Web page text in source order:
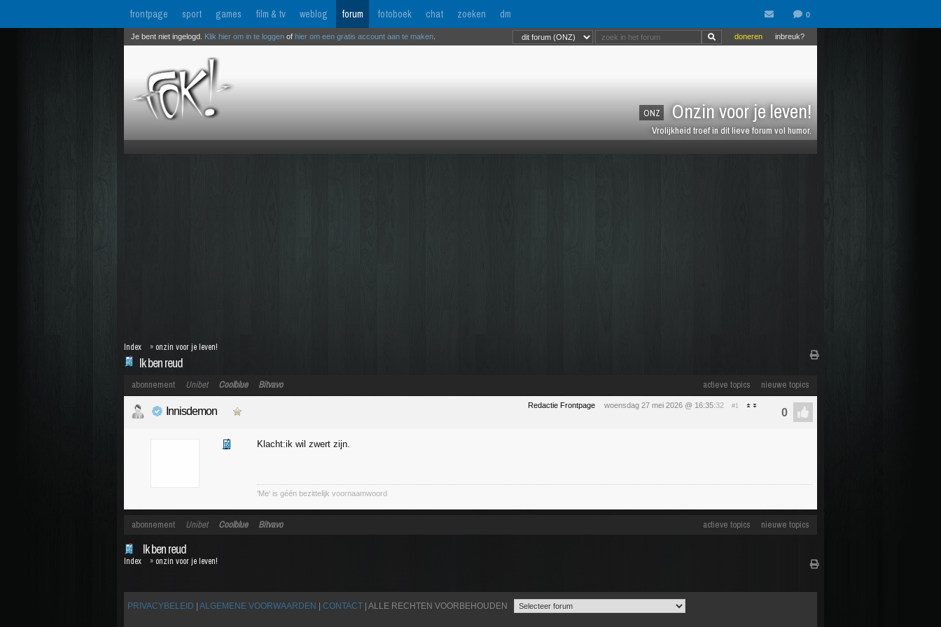
frontpage sport games film & tv weblog forum fotoboek chat zoeken dm
ONZ Onzin voor je leven!
Vrolijkheid troef in dit lieve forum vol humor.
inbreuk?
doneren
Je bent niet ingelogd. Klik hier om in te loggen of hier om een gratis account aan te maken
Ik ben reud
Index » onzin voor je leven!
actieve topics nieuwe topics
abonnement Unibet Coolblue Bitvavo
Redactie Frontpage woensdag 27 mei 2026 @ 16:35:32 #1
Innisdemon
Klacht:ik wil zwert zijn.
'Me' is géén bezittelijk voornaamwoord
actieve topics nieuwe topics
abonnement Unibet Coolblue Bitvavo
Ik ben reud
Index » onzin voor je leven!
PRIVACYBELEID ALGEMENE VOORWAARDEN CONTACT | ALLE RECHTEN VOORBEHOUDEN